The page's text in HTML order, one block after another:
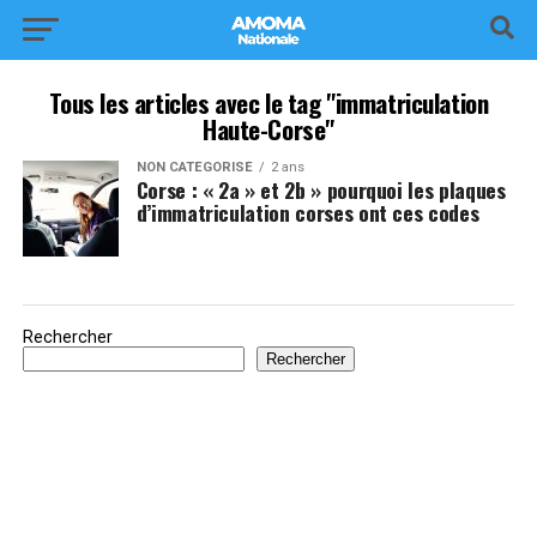
Tous les articles avec le tag "immatriculation
Haute-Corse"
NON CATÉGORISÉ 2 ans
Corse : « 2a » et 2b » pourquoi les plaques
d’immatriculation corses ont ces codes
Rechercher
Rechercher